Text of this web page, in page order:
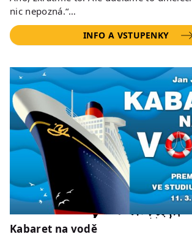
nic nepozná.“…
INFO A VSTUPENKY
Kabaret na vodě